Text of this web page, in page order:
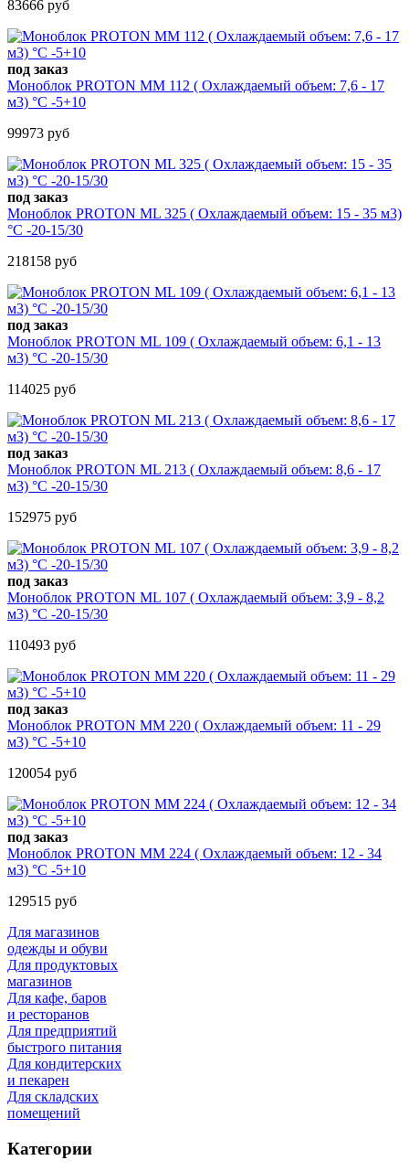
83666 руб
под заказ
Моноблок PROTON MM 112 ( Охлаждаемый объем: 7,6 - 17
м3) °С -5+10
99973 руб
под заказ
Моноблок PROTON ML 325 ( Охлаждаемый объем: 15 - 35 м3)
°С -20-15/30
218158 руб
под заказ
Моноблок PROTON ML 109 ( Охлаждаемый объем: 6,1 - 13
м3) °С -20-15/30
114025 руб
под заказ
Моноблок PROTON ML 213 ( Охлаждаемый объем: 8,6 - 17
м3) °С -20-15/30
152975 руб
под заказ
Моноблок PROTON ML 107 ( Охлаждаемый объем: 3,9 - 8,2
м3) °С -20-15/30
110493 руб
под заказ
Моноблок PROTON MM 220 ( Охлаждаемый объем: 11 - 29
м3) °С -5+10
120054 руб
под заказ
Моноблок PROTON MM 224 ( Охлаждаемый объем: 12 - 34
м3) °С -5+10
129515 руб
Для магазинов
одежды и обуви
Для продуктовых
магазинов
Для кафе, баров
и ресторанов
Для предприятий
быстрого питания
Для кондитерских
и пекарен
Для складских
помещений
Категории